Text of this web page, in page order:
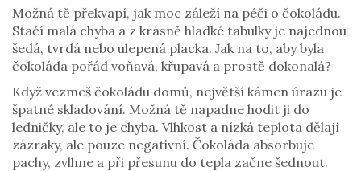
Možná tě překvapí, jak moc záleží na péči o čokoládu.
Stačí malá chyba a z krásně hladké tabulky je najednou
šedá, tvrdá nebo ulepená placka. Jak na to, aby byla
čokoláda pořád voňavá, křupavá a prostě dokonalá?
Když vezmeš čokoládu domů, největší kámen úrazu je
špatné skladování. Možná tě napadne hodit ji do
ledničky, ale to je chyba. Vlhkost a nízká teplota dělají
zázraky, ale pouze negativní. Čokoláda absorbuje
pachy, zvlhne a při přesunu do tepla začne šednout.